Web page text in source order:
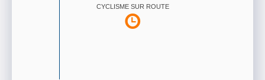
CYCLISME SUR ROUTE